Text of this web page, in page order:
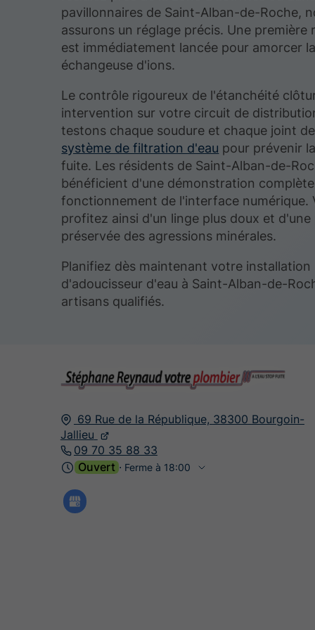
pavillonnaires de Saint-Alban-de-Roche,
assurons un réglage précis. Une première
est immédiatement lancée pour amorcer
échangeuse d'ions.
Le contrôle rigoureux de l'étanchéité
intervention sur votre circuit de
testons chaque soudure et chaque joint
système de filtration d'eau pour prévenir
fuite. Les résidents de Saint-Alban-de-
bénéficient d'une démonstration
fonctionnement de l'interface numérique.
profitez ainsi d'un linge plus doux et d'une
préservée des agressions minérales.
Planifiez dès maintenant votre installation
d'adoucisseur d'eau à Saint-Alban-de-
artisans qualifiés.
69 Rue de la République, 38300 Bourgoin-
Jallieu
09 70 35 88 33
Ouvert ⋅ Ferme à 18:00